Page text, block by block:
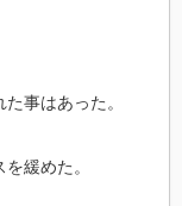
事はあった。
緩めた。